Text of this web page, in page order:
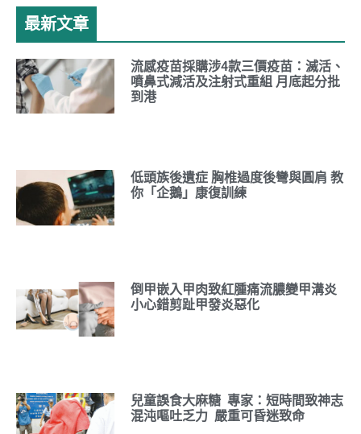
最新文章
流感疫苗採購涉4款三價疫苗：滅活、
噴鼻式減活及注射式重組 月底起分批
到港
低頭族後遺症 胸椎過度後彎與圓肩 教
你「企鵝」康復訓練
倒甲嵌入甲肉致紅腫痛流膿變甲溝炎
小心錯剪趾甲發炎惡化
兒童誤食大麻糖 專家：短時間致神志
混沌嘔吐乏力 嚴重可昏迷致命